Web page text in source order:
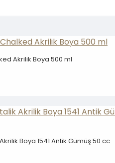
Akrilik Boya 500 ml
Boya 1541 Antik Gümüş 50 cc